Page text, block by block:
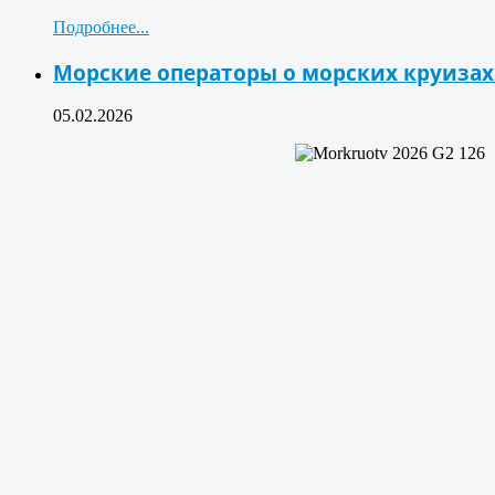
Подробнее...
Морские операторы о морских
05.02.2026